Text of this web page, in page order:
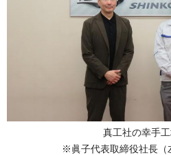
真工社の幸手工場の
※眞子代表取締役社長（左）